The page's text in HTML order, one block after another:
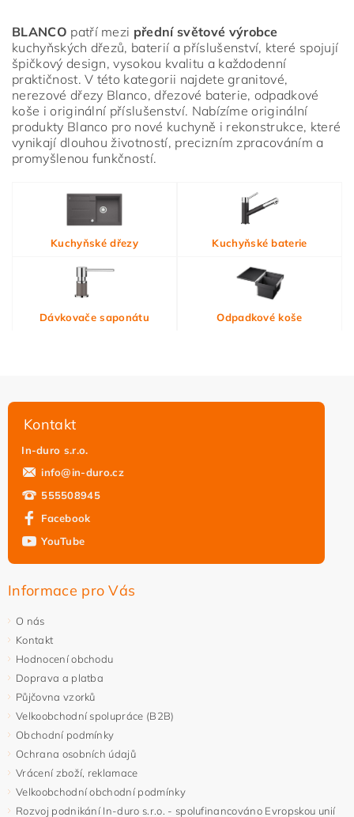
Vložením hodnocení souhlasíte s
podmínkami ochrany
osobních údajů
BLANCO patří mezi přední světové výrobce
kuchyňských dřezů, baterií a příslušenství, které spojují
špičkový design, vysokou kvalitu a každodenní
praktičnost. V této kategorii najdete granitové,
nerezové dřezy Blanco, dřezové baterie, odpadkové
koše i originální příslušenství. Nabízíme originální
produkty Blanco pro nové kuchyně i rekonstrukce, které
vynikají dlouhou životností, precizním zpracováním a
promyšlenou funkčností.
Kuchyňské dřezy Kuchyňské baterie
Dávkovače saponátu Odpadkové koše
Kontakt
In-duro s.r.o.
info@in-duro.cz
555508945
Facebook
YouTube
Informace pro Vás
O nás
Kontakt
Hodnocení obchodu
Doprava a platba
Půjčovna vzorků
Velkoobchodní spolupráce (B2B)
Obchodní podmínky
Ochrana osobních údajů
Vrácení zboží, reklamace
Velkoobchodní obchodní podmínky
Rozvoj podnikání In-duro s.r.o. - spolufinancováno Evropskou unií